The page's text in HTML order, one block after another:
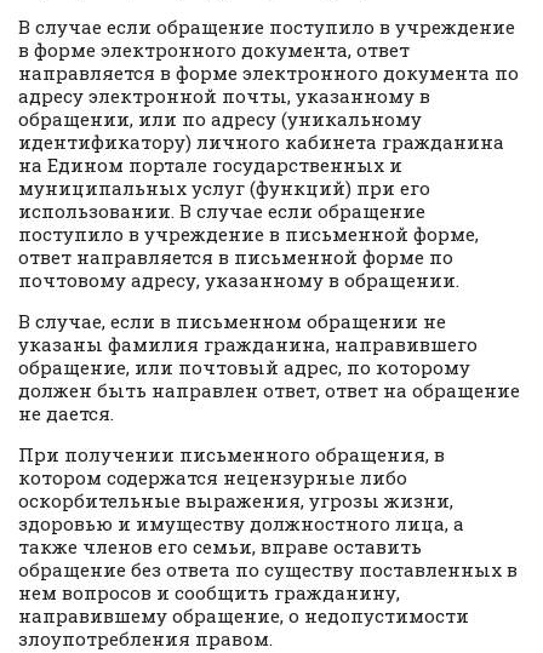
В случае если обращение поступило в учреждение
в форме электронного документа, ответ
направляется в форме электронного документа по
адресу электронной почты, указанному в
обращении, или по адресу (уникальному
идентификатору) личного кабинета гражданина
на Едином портале государственных и
муниципальных услуг (функций) при его
использовании. В случае если обращение
поступило в учреждение в письменной форме,
ответ направляется в письменной форме по
почтовому адресу, указанному в обращении.
В случае, если в письменном обращении не
указаны фамилия гражданина, направившего
обращение, или почтовый адрес, по которому
должен быть направлен ответ, ответ на обращение
не дается.
При получении письменного обращения, в
котором содержатся нецензурные либо
оскорбительные выражения, угрозы жизни,
здоровью и имуществу должностного лица, а
также членов его семьи, вправе оставить
обращение без ответа по существу поставленных в
нем вопросов и сообщить гражданину,
направившему обращение, о недопустимости
злоупотребления правом.